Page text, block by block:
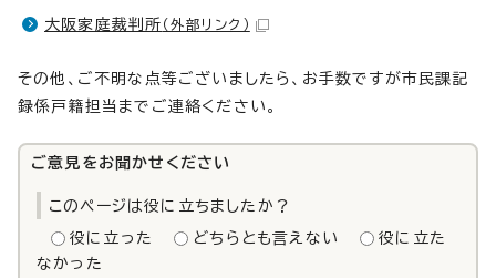
大阪家庭裁判所 （外部リンク）
その他、ご不明な点等ございましたら、お手数ですが市民課記
録係戸籍担当までご連絡ください。
ご意見をお聞かせください
このページは役に立ちましたか？
役に立った どちらとも言えない
役に立た
なかった